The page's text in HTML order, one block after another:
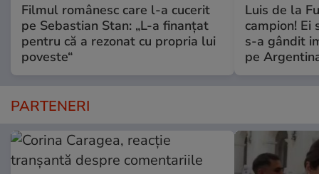
Filmul românesc care l-a cucerit
pe Sebastian Stan: „L-a finanțat
pentru că a rezonat cu propria lui
poveste“
Luis de la
campion! Ei
s-a gândit
pe
PARTENERI